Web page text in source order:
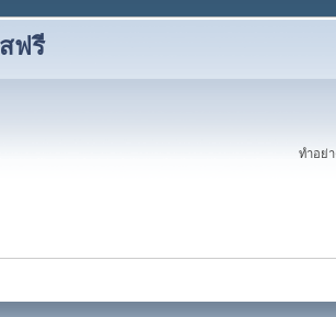
ฟรี
ทำอย่า